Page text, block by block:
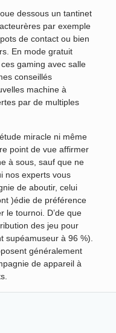
dessous un tantinet
par exemple
de contact ou bien
En mode gratuit
gaming avec salle
conseillés
machine à
par de multiples
miracle ni même
point de vue affirmer
à sous, sauf que ne
nos experts vous
de aboutir, celui
)édie de préférence
le tournoi. D’de que
des jeu pour
supéamuseur à 96 %).
généralement
de appareil à